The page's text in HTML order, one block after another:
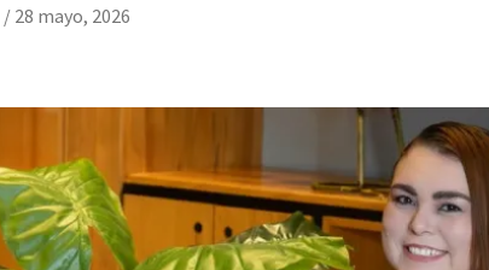
/ 28 mayo, 2026